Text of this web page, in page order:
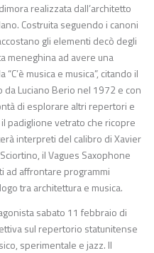
realizzata dall’architetto
Costruita seguendo i canoni
gli elementi decò degli
meneghina ad avere una
musica e musica”, citando il
Luciano Berio nel 1972 e con
di esplorare altri repertori e
padiglione vetrato che ricopre
interpreti del calibro di Xavier
il Vagues Saxophone
ad affrontare programmi
tra architettura e musica.
sabato 11 febbraio di
sul repertorio statunitense
sperimentale e jazz. Il